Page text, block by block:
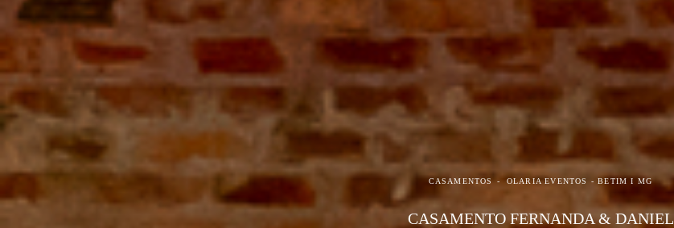
CASAMENTOS OLARIA EVENTOS - BETIM I MG
CASAMENTO FERNANDA & DANIEL